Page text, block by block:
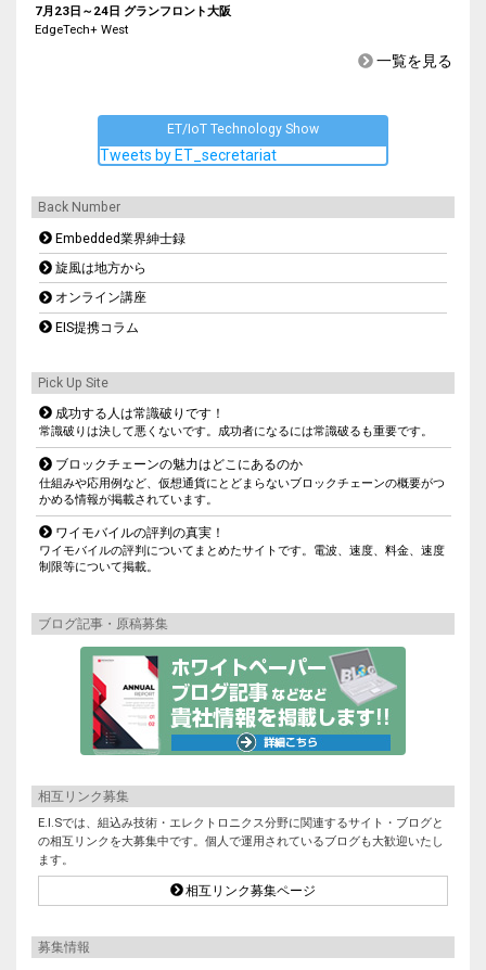
7月23日～24日 グランフロント大阪
EdgeTech+ West
一覧を見る
ET/IoT Technology Show
Tweets by ET_secretariat
Back Number
Embedded業界紳士録
旋風は地方から
オンライン講座
EIS提携コラム
Pick Up Site
成功する人は常識破りです！
常識破りは決して悪くないです。成功者になるには常識破るも重要です。
ブロックチェーンの魅力はどこにあるのか
仕組みや応用例など、仮想通貨にとどまらないブロックチェーンの概要がつ
かめる情報が掲載されています。
ワイモバイルの評判の真実！
ワイモバイルの評判についてまとめたサイトです。電波、速度、料金、速度
制限等について掲載。
ブログ記事・原稿募集
相互リンク募集
E.I.Sでは、組込み技術・エレクトロニクス分野に関連するサイト・ブログと
の相互リンクを大募集中です。個人で運用されているブログも大歓迎いたし
ます。
相互リンク募集ページ
募集情報